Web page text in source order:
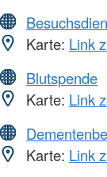
Karte: Link
Blutspende
Karte: Link
Karte: Link